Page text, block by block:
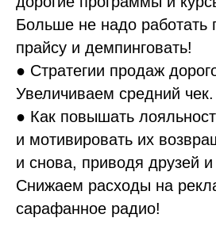
Больше не надо работать
прайсу и демпинговать!
● Стратегии продаж
Увеличиваем средний чек.
● Как повышать
и мотивировать их
и снова, приводя друзей
Снижаем расходы на
сарафанное радио!